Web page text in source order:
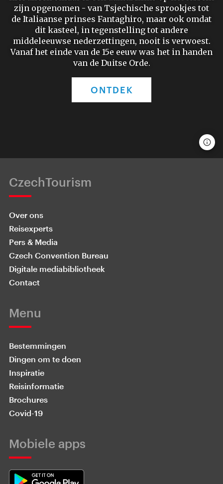
zijn opgenomen - van Tsjechische sprookjes tot
de Italiaanse prinses Fantaghiro, maar ook omdat
dit kasteel, in tegenstelling tot andere
middeleeuwse nederzettingen, nooit is verwoest.
Vanaf het einde van de 15e eeuw was het in handen
van de Duitse Orde.
ONTDEK
CzechTourism
Over ons
Reisexperts
Pers & Media
Czech Convention Bureau
Digitale mediabibliotheek
Contact
Menu
Bestemmingen
Dingen om te doen
Inspiratie
Reisinformatie
Brochures
Covid-19
Mobiele apps